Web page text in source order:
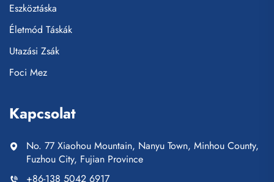
Eszköztáska
Életmód Táskák
Utazási Zsák
Foci Mez
Kapcsolat
No. 77 Xiaohou Mountain, Nanyu Town, Minhou County,
Fuzhou City, Fujian Province
+86-138 5042 6917